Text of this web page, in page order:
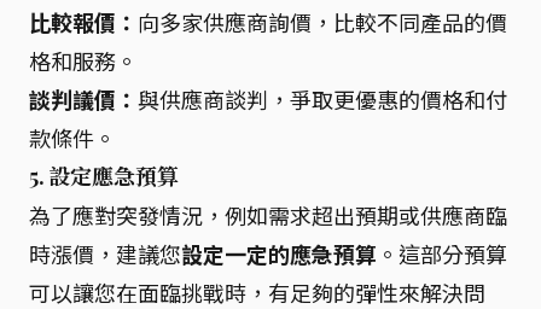
比較報價： 向多家供應商詢價，比較不同產品的價
格和服務。
談判議價： 與供應商談判，爭取更優惠的價格和付
款條件。
5. 設定應急預算
為了應對突發情況，例如需求超出預期或供應商臨
時漲價，建議您設定一定的應急預算 。這部分預算
可以讓您在面臨挑戰時，有足夠的彈性來解決問